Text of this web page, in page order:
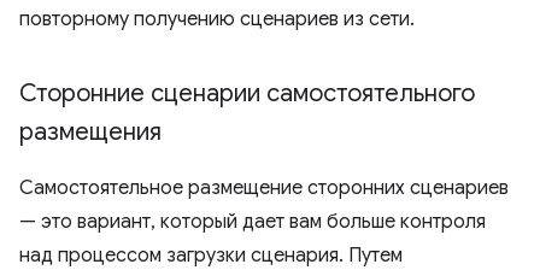
повторному получению сценариев из сети.
Сторонние сценарии самостоятельного
размещения
Самостоятельное размещение сторонних сценариев
— это вариант, который дает вам больше контроля
над процессом загрузки сценария. Путем